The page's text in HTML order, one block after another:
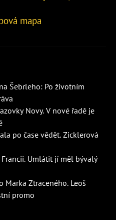
mapa
Šebrleho: Po životním
Novy. V nové řadě je
po čase vědět. Zicklerová
Francii. Umlátit jí měl bývalý
Ztraceného. Leoš
promo